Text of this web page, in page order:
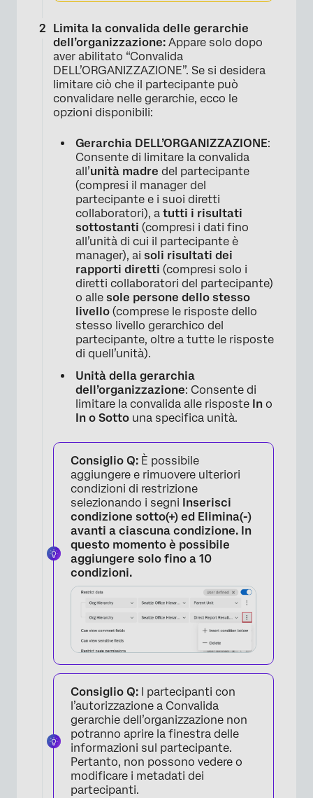
Limita la convalida delle gerarchie
dell’organizzazione: Appare solo dopo
aver abilitato “Convalida
DELL’ORGANIZZAZIONE”. Se si desidera
limitare ciò che il partecipante può
convalidare nelle gerarchie, ecco le
opzioni disponibili:
Gerarchia DELL’ORGANIZZAZIONE:
Consente di limitare la convalida
all’unità madre del partecipante
(compresi il manager del
partecipante e i suoi diretti
collaboratori), a tutti i risultati
sottostanti (compresi i dati fino
all’unità di cui il partecipante è
manager), ai soli risultati dei
rapporti diretti (compresi solo i
diretti collaboratori del partecipante)
o alle sole persone dello stesso
livello (comprese le risposte dello
stesso livello gerarchico del
partecipante, oltre a tutte le risposte
di quell’unità).
Unità della gerarchia
dell’organizzazione: Consente di
limitare la convalida alle risposte In o
In o Sotto una specifica unità.
Consiglio Q: È possibile
aggiungere e rimuovere ulteriori
condizioni di restrizione
selezionando i segni Inserisci
condizione sotto(+) ed Elimina(-)
avanti a ciascuna condizione. In
questo momento è possibile
aggiungere solo fino a 10
condizioni.
Consiglio Q: I partecipanti con
l’autorizzazione a Convalida
gerarchie dell’organizzazione non
potranno aprire la finestra delle
informazioni sul partecipante.
Pertanto, non possono vedere o
modificare i metadati dei
partecipanti.